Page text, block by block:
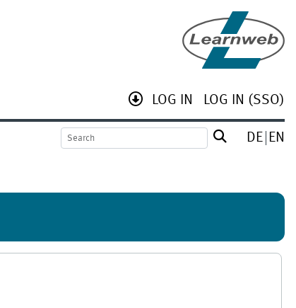
LOG IN LOG IN (SSO)
DE EN